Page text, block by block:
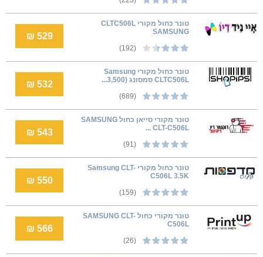
טונר כחול מקורי CLTC506L
SAMSUNG
(192)
529 ₪
טונר כחול מקורי Samsung
CLTC506L סמסונג (3,500...
(689)
532 ₪
טונר מקורי סייאן כחול SAMSUNG
CLT-C506L ...
(91)
543 ₪
טונר כחול מקורי Samsung CLT-
C506L 3.5K
(159)
550 ₪
טונר מקורי כחול SAMSUNG CLT-
C506L
(26)
566 ₪